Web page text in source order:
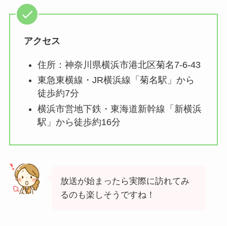
アクセス
住所：神奈川県横浜市港北区菊名7-6-43
東急東横線・JR横浜線「菊名駅」から
徒歩約7分
横浜市営地下鉄・東海道新幹線「新横浜
駅」から徒歩約16分
放送が始まったら実際に訪れてみ
るのも楽しそうですね！